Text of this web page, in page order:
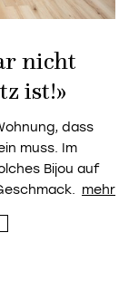
nicht
ist!»
dass
muss. Im
Bijou auf